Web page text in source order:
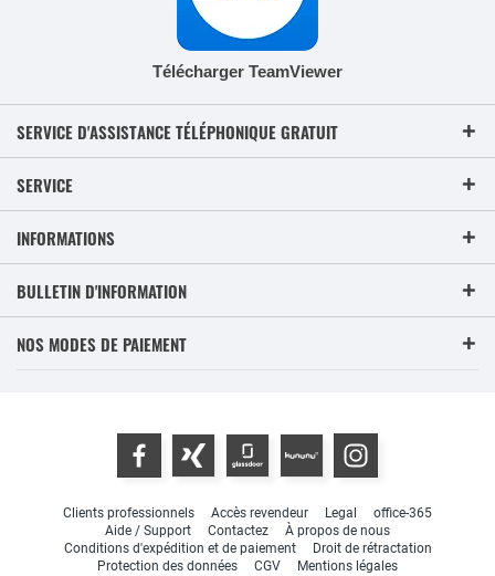
Télécharger TeamViewer
SERVICE D'ASSISTANCE TÉLÉPHONIQUE GRATUIT
SERVICE
INFORMATIONS
BULLETIN D'INFORMATION
NOS MODES DE PAIEMENT
Clients professionnels Accès revendeur Legal
office-365
Aide / Support
Contactez
À propos de nous
Conditions d'expédition et de paiement
Droit de rétractation
Protection des données
CGV Mentions légales